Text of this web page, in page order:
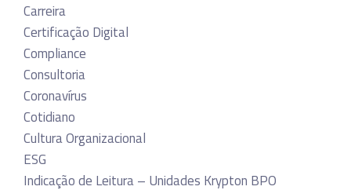
Carreira
Certificação Digital
Compliance
Consultoria
Coronavírus
Cotidiano
Cultura Organizacional
ESG
Indicação de Leitura – Unidades Krypton BPO